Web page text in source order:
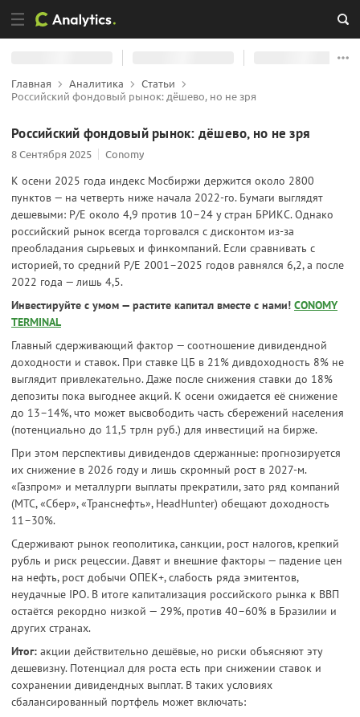
Главная Аналитика
Статьи
Российский фондовый рынок: дёшево, но не зря
Российский фондовый рынок: дёшево, но не зря
8 Сентября 2025 Conomy
К осени 2025 года индекс Мосбиржи держится около 2800
пунктов — на четверть ниже начала 2022-го. Бумаги выглядят
дешевыми: P/E около 4,9 против 10–24 у стран БРИКС. Однако
российский рынок всегда торговался с дисконтом из-за
преобладания сырьевых и финкомпаний. Если сравнивать с
историей, то средний P/E 2001–2025 годов равнялся 6,2, а после
2022 года — лишь 4,5.
Инвестируйте с умом — растите капитал вместе с нами! CONOMY
TERMINAL
Главный сдерживающий фактор — соотношение дивидендной
доходности и ставок. При ставке ЦБ в 21% дивдоходность 8% не
выглядит привлекательно. Даже после снижения ставки до 18%
депозиты пока выгоднее акций. К осени ожидается её снижение
до 13–14%, что может высвободить часть сбережений населения
(потенциально до 11,5 трлн руб.) для инвестиций на бирже.
При этом перспективы дивидендов сдержанные: прогнозируется
их снижение в 2026 году и лишь скромный рост в 2027-м.
«Газпром» и металлурги выплаты прекратили, зато ряд компаний
(МТС, «Сбер», «Транснефть», HeadHunter) обещают доходность
11–30%.
Сдерживают рынок геополитика, санкции, рост налогов, крепкий
рубль и риск рецессии. Давят и внешние факторы — падение цен
на нефть, рост добычи ОПЕК+, слабость ряда эмитентов,
неудачные IPO. В итоге капитализация российского рынка к ВВП
остаётся рекордно низкой — 29%, против 40–60% в Бразилии и
других странах.
Итог: акции действительно дешёвые, но риски объясняют эту
дешевизну. Потенциал для роста есть при снижении ставок и
сохранении дивидендных выплат. В таких условиях
сбалансированный портфель может включать: